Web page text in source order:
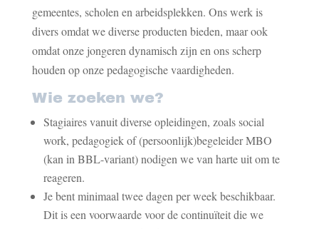
gemeentes, scholen en arbeidsplekken. Ons werk is
divers omdat we diverse producten bieden, maar ook
omdat onze jongeren dynamisch zijn en ons scherp
houden op onze pedagogische vaardigheden.
Wie zoeken we?
Stagiaires vanuit diverse opleidingen, zoals social
work, pedagogiek of (persoonlijk)begeleider MBO
(kan in BBL-variant) nodigen we van harte uit om te
reageren.
Je bent minimaal twee dagen per week beschikbaar.
Dit is een voorwaarde voor de continuïteit die we